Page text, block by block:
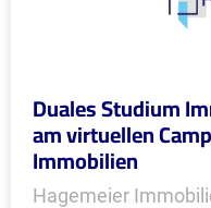
Duales Studium
am virtuellen
Immobilien
Hagemeier